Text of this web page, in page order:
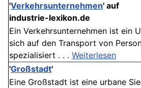
'Verkehrsunternehmen' auf
industrie-lexikon.de
Ein Verkehrsunternehmen ist ein
sich auf den Transport von
spezialisiert . . . Weiterlesen
'Großstadt'
Eine Großstadt ist eine urbane